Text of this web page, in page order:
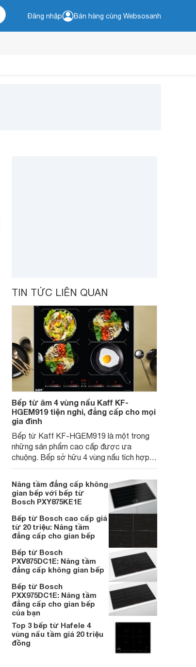
Đăng nhập Bán hàng cùng Websosanh
TIN TỨC LIÊN QUAN
Bếp từ âm 4 vùng nấu Kaff KF-
HGEM919 tiện nghi, đẳng cấp cho mọi
gia đình
Bếp từ Kaff KF-HGEM919 là một trong
những sản phẩm cao cấp được ưa
chuộng. Bếp sở hữu 4 vùng nấu tích hợp
nhiều công nghệ hiện đại vừa đáp ứng nhu
cầu nấu nướng vừa góp phần tạo nên
không gian bếp tiện nghi, đẳng cấp cho
mọi gia đình. Cùng Websosanh.vn đi đánh
giá chi tiết sản phẩm này nhé.
Nâng tầm đẳng cấp không
gian bếp với bếp từ
Bosch PXY875KE1E
Bếp từ Bosch cao cấp giá
từ 20 triệu: Nâng tầm
đẳng cấp cho gian bếp
Bếp từ Bosch
PXV875DC1E: Nâng tầm
đẳng cấp không gian bếp
Bếp từ Bosch
PXX975DC1E: Nâng tầm
đẳng cấp cho gian bếp
của bạn
Top 3 bếp từ Hafele 4
vùng nấu tầm giá 20 triệu
đồng